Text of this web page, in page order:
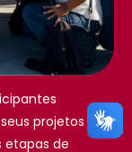
projetos ou
etapas de